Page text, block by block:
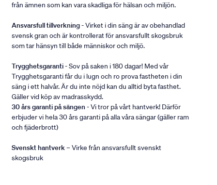
från ämnen som kan vara skadliga för hälsan och miljön.
Ansvarsfull tillverkning- Virket i din säng är av obehandlad
svensk gran och är kontrollerat för ansvarsfullt skogsbruk
som tar hänsyn till både människor och miljö.
Trygghetsgaranti- Sov på saken i 180 dagar! Med vår
Trygghetsgaranti får du i lugn och ro prova fastheten i din
säng i ett halvår. Är du inte nöjd kan du alltid byta fasthet.
Gäller vid köp av madrasskydd.
30 års garanti på sängen - Vi tror på vårt hantverk! Därför
erbjuder vi hela 30 års garanti på alla våra sängar (gäller ram
och fjäderbrott)
Svenskt hantverk– Virke från ansvarsfullt svenskt
skogsbruk